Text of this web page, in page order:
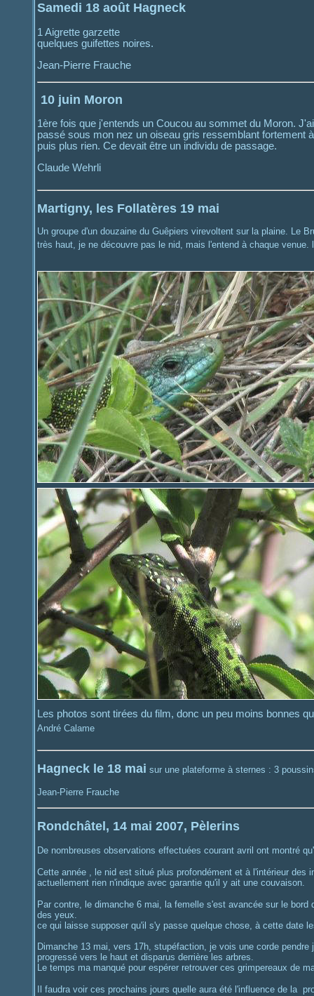
Samedi 18 août Hagneck
1 Aigrette garzette
quelques guifettes noires.
Jean-Pierre Frauche
10 juin Moron
1ère fois que j'entends un Coucou au sommet du Moron.
passé sous mon nez un oiseau gris ressemblant fortement
puis plus rien. Ce devait être un individu de passage.
Claude Wehrli
Martigny, les Follatères 19 mai
Un groupe d'un douzaine du Guêpiers virevoltent sur la plaine. Le
très haut, je ne découvre pas le nid, mais l'entend à chaque
Les photos sont tirées du film, donc un peu moins bonnes
André Calame
Hagneck le 18 mai sur une plateforme à sternes : 3
Jean-Pierre Frauche
Rondchâtel, 14 mai 2007, Pèlerins
De nombreuses observations effectuées courant avril ont montré
Cette année , le nid est situé plus profondément et à l'intérieur
actuellement rien n'indique avec garantie qu'il y ait une couvaison.
Par contre, le dimanche 6 mai, la femelle s'est avancée sur le
des yeux.
ce qui laisse supposer qu'il s'y passe quelque chose, à cette date
Dimanche 13 mai, vers 17h, stupéfaction, je vois une corde
progressé vers le haut et disparus derrière les arbres.
Le temps ma manqué pour espérer retrouver ces grimpereaux de
Il faudra voir ces prochains jours quelle aura été l'influence de la